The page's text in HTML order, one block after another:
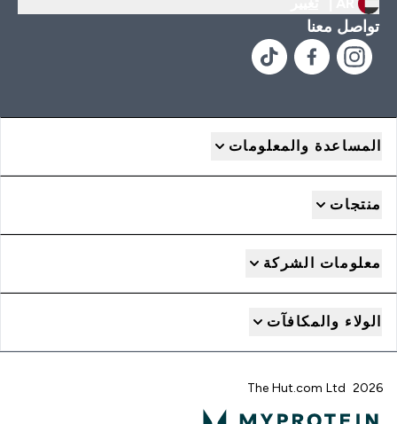
تواصل معنا
المساعدة والمعلومات
منتجات
معلومات الشركة
الولاء والمكافآت
2026 The Hut.com Ltd